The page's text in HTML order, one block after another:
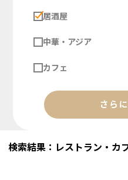
居酒屋
中華・アジア
カフェ
さら
検索結果：レストラン・カ